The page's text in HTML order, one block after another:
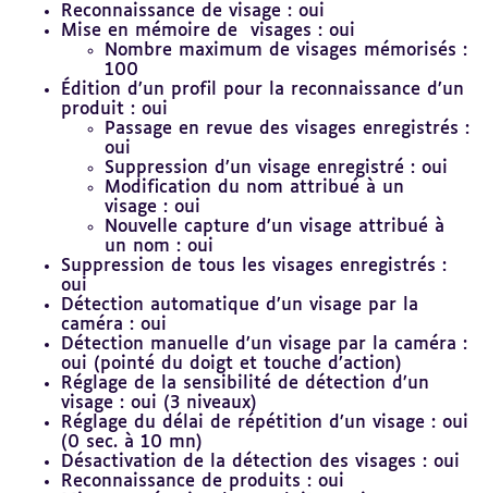
Reconnaissance de visage : oui
Mise en mémoire de visages : oui
Nombre maximum de visages mémorisés :
100
Édition d’un profil pour la reconnaissance d’un
produit : oui
Passage en revue des visages enregistrés :
oui
Suppression d’un visage enregistré : oui
Modification du nom attribué à un
visage : oui
Nouvelle capture d’un visage attribué à
un nom : oui
Suppression de tous les visages enregistrés :
oui
Détection automatique d’un visage par la
caméra : oui
Détection manuelle d’un visage par la caméra :
oui (pointé du doigt et touche d’action)
Réglage de la sensibilité de détection d’un
visage : oui (3 niveaux)
Réglage du délai de répétition d’un visage : oui
(0 sec. à 10 mn)
Désactivation de la détection des visages : oui
Reconnaissance de produits : oui